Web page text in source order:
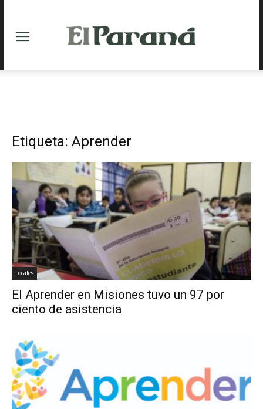
Etiqueta: Aprender
Locales
El Aprender en Misiones tuvo un 97 por
ciento de asistencia